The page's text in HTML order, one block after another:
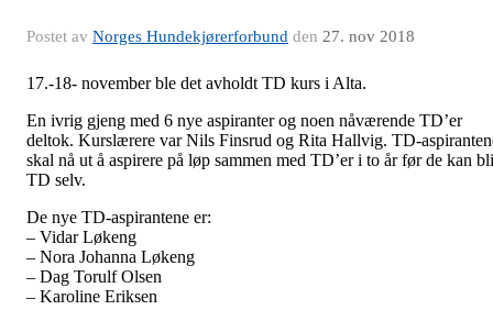
Postet av Norges Hundekjørerforbund den 27. nov 2018
17.-18- november ble det avholdt TD kurs i Alta.
En ivrig gjeng med 6 nye aspiranter og noen nåværende TD’er
deltok. Kurslærere var Nils Finsrud og Rita Hallvig. TD-
skal nå ut å aspirere på løp sammen med TD’er i to år før de kan bli
TD selv.
De nye TD-aspirantene er:
– Vidar Løkeng
– Nora Johanna Løkeng
– Dag Torulf Olsen
– Karoline Eriksen